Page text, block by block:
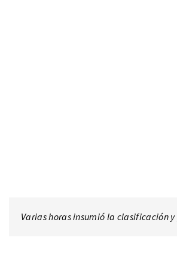
Varias horas insumió la clasificación